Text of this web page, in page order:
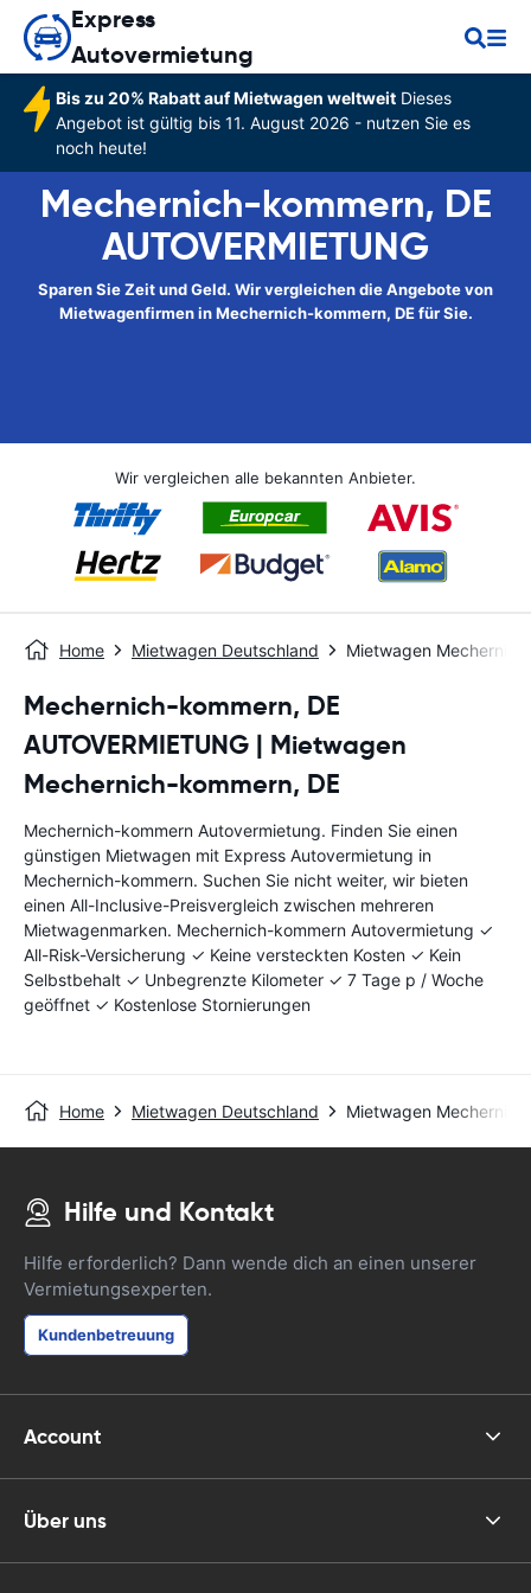
Express
Autovermietung
Bis zu 20% Rabatt auf Mietwagen weltweitDieses
Angebot ist gültig bis 11. August 2026 - nutzen Sie es
noch heute!
Mechernich-kommern, DE
AUTOVERMIETUNG
Sparen Sie Zeit und Geld. Wir vergleichen die Angebote von
Mietwagenfirmen in Mechernich-kommern, DE für Sie.
Wir vergleichen alle bekannten Anbieter.
Home Mietwagen Deutschland Mietwagen
Mechernich-kommern, DE
AUTOVERMIETUNG | Mietwagen
Mechernich-kommern, DE
Mechernich-kommern Autovermietung. Finden Sie einen
günstigen Mietwagen mit Express Autovermietung in
Mechernich-kommern. Suchen Sie nicht weiter, wir bieten
einen All-Inclusive-Preisvergleich zwischen mehreren
Mietwagenmarken. Mechernich-kommern Autovermietung ✓
All-Risk-Versicherung ✓ Keine versteckten Kosten ✓ Kein
Selbstbehalt ✓ Unbegrenzte Kilometer ✓ 7 Tage p / Woche
geöffnet ✓ Kostenlose Stornierungen
Home Mietwagen Deutschland Mietwagen
Hilfe und Kontakt
Hilfe erforderlich? Dann wende dich an einen unserer
Vermietungsexperten.
Kundenbetreuung
Account
Über uns